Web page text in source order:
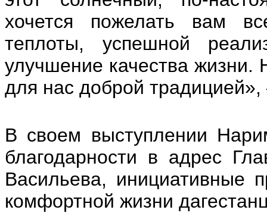
хочется пожелать вам
теплоты, успешной
улучшение качества жизни.
для нас доброй
В своем выступлении
благодарности в адрес
Васильева, инициативные
комфортной жизни